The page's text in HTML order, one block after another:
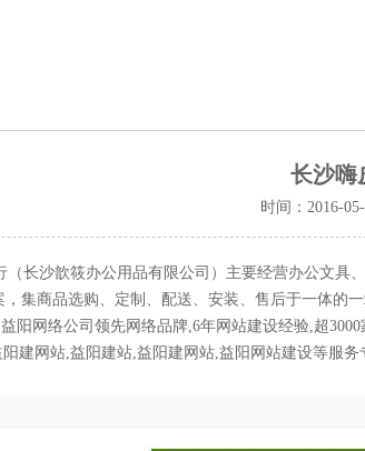
长沙嗨
时间：2016-
长沙歆筱办公用品有限公司）主要经营办公文具
集商品选购、定制、配送、安装、售后于一体的
网络公司领先网络品牌,6年网站建设经验,超
建网站,益阳建站,益阳建网站,益阳网站建设等服务